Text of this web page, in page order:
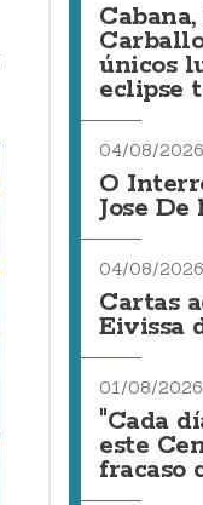
únicos
eclipse
04/08/2026
O
Jose
04/08/2026
Cartas
Eivissa
01/08/2026
"Cada
este
fracaso